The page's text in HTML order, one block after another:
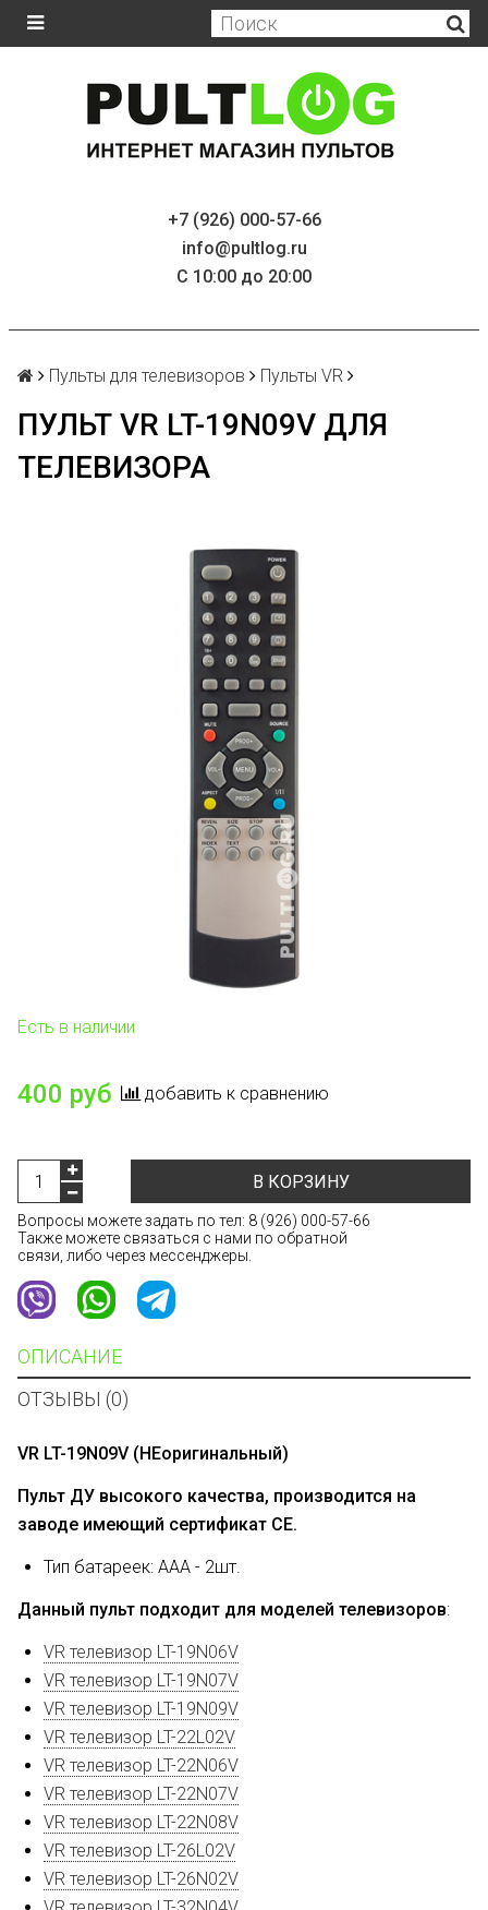
+7 (926) 000-57-66
info@pultlog.ru
С 10:00 до 20:00
Пульты для телевизоров Пульты VR
ПУЛЬТ VR LT-19N09V ДЛЯ
ТЕЛЕВИЗОРА
Есть в наличии
400 руб добавить к сравнению
В КОРЗИНУ
Вопросы можете задать по тел: 8 (926) 000-57-66
Также можете связаться с нами по обратной
связи, либо через мессенджеры.
ОПИСАНИЕ
ОТЗЫВЫ (0)
VR LT-19N09V (НЕоригинальный)
Пульт ДУ высокого качества, производится на
заводе имеющий сертификат CE.
Тип батареек: AAA - 2шт.
Данный пульт подходит для моделей телевизоров:
VR телевизор LT-19N06V
VR телевизор LT-19N07V
VR телевизор LT-19N09V
VR телевизор LT-22L02V
VR телевизор LT-22N06V
VR телевизор LT-22N07V
VR телевизор LT-22N08V
VR телевизор LT-26L02V
VR телевизор LT-26N02V